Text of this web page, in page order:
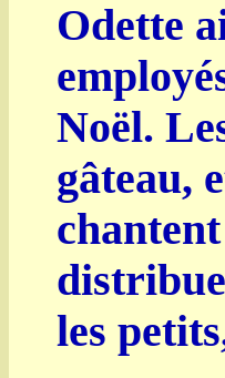
Odette
Noël.
gâteau,
les